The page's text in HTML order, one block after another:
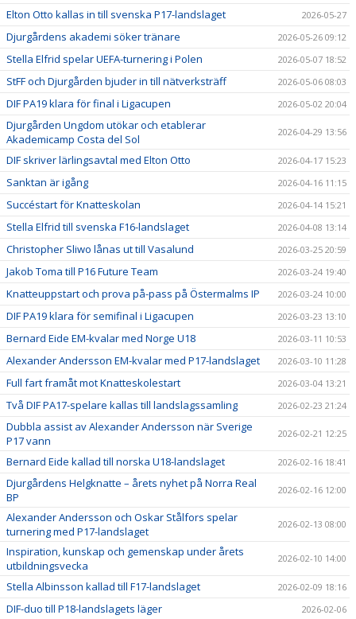
Elton Otto kallas in till svenska P17-landslaget 2026-05-27
Djurgårdens akademi söker tränare 2026-05-26 09:12
Stella Elfrid spelar UEFA-turnering i Polen 2026-05-07 18:52
StFF och Djurgården bjuder in till nätverksträff 2026-05-06 08:03
DIF PA19 klara för final i Ligacupen 2026-05-02 20:04
Djurgården Ungdom utökar och etablerar
Akademicamp Costa del Sol
2026-04-29 13:56
DIF skriver lärlingsavtal med Elton Otto 2026-04-17 15:23
Sanktan är igång 2026-04-16 11:15
Succéstart för Knatteskolan 2026-04-14 15:21
Stella Elfrid till svenska F16-landslaget 2026-04-08 13:14
Christopher Sliwo lånas ut till Vasalund 2026-03-25 20:59
Jakob Toma till P16 Future Team 2026-03-24 19:40
Knatteuppstart och prova på-pass på Östermalms IP 2026-03-24 10:00
DIF PA19 klara för semifinal i Ligacupen 2026-03-23 13:10
Bernard Eide EM-kvalar med Norge U18 2026-03-11 10:53
Alexander Andersson EM-kvalar med P17-landslaget 2026-03-10 11:28
Full fart framåt mot Knatteskolestart 2026-03-04 13:21
Två DIF PA17-spelare kallas till landslagssamling 2026-02-23 21:24
Dubbla assist av Alexander Andersson när Sverige
P17 vann
2026-02-21 12:25
Bernard Eide kallad till norska U18-landslaget 2026-02-16 18:41
Djurgårdens Helgknatte – årets nyhet på Norra Real
BP
2026-02-16 12:00
Alexander Andersson och Oskar Stålfors spelar
turnering med P17-landslaget
2026-02-13 08:00
Inspiration, kunskap och gemenskap under årets
utbildningsvecka
2026-02-10 14:00
Stella Albinsson kallad till F17-landslaget 2026-02-09 18:16
DIF-duo till P18-landslagets läger 2026-02-06